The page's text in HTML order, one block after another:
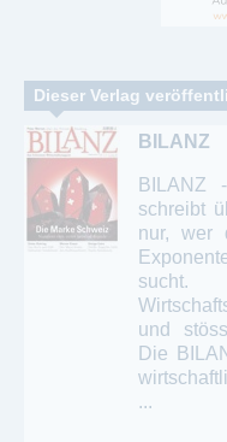
Dieser Verlag
BILANZ
BILANZ
schreibt
nur, wer
und
Die
...